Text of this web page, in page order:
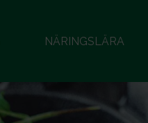
NÄRINGSLÄRA